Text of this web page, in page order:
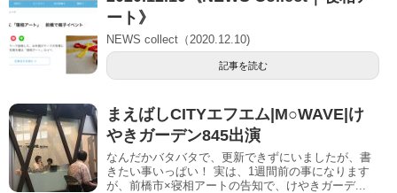
ート》
NEWS collect（2020.12.10)
記事を読む
まえばしCITYエフエム|M○WAVE|け
やきガーデン845出演
なんだかバタバタで、更新できずにいましたが、書
きたい事いっぱい！ 実は、1週間前の事になります
が、前橋市×寝相アートの告知で、けやきガーデ...